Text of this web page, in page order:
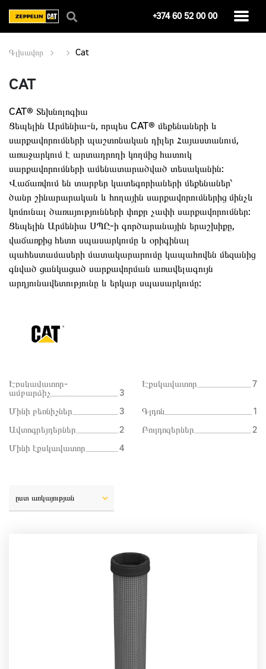
+374 60 52 00 00
Գլխավոր Cat
CAT
CAT® Տեխնոլոգիա
Ցեպելին Արմենիա-ն, որպես CAT® մեքենաների և
սարքավորումների պաշտոնական դիլեր Հայաստանում,
առաջարկում է արտադրողի կողմից հատուկ
սարքավորումների ամենատարածված տեսականին:
Վաճառվում են տարբեր կատեգորիաների մեքենաներ՝
ծանր շինարարական և հողային սարքավորումներից մինչև
կոմունալ ծառայությունների փոքր չափի սարքավորումներ:
Ցեպելին Արմենիա ՍՊԸ-ի գործարանային երաշխիքը,
վաճառքից հետո սպասարկումը և օրիգինալ
պահեստամասերի մատակարարումը կապահովեն մեզանից
գնված ցանկացած սարքավորման առավելագույն
արդյունավետությունը և երկար սպասարկումը:
Էքսկավատոր-
ամբարձիչ
3
Էքսկավատոր 7
Մինի բեռնիչներ 3 Գլդոն
1
Ավտոգրեյդերներ
2 Բուլդոզերներ
2
Մինի էքսկավատոր
4
ըստ առկայության